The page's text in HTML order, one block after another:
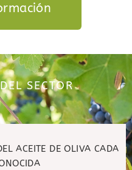
SECTOR
ACEITE DE OLIVA CADA